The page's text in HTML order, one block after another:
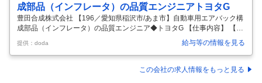
成部品（インフレータ）の品質エンジニアトヨタG
豊田合成株式会社 【196／愛知県稲沢市/あま市】自動車用エアバック構
成部品（インフレータ）の品質エンジニア◆トヨタG 【仕事内容】 【19
6／愛知県稲沢市/あま市】自動車用エアバック構成部品（インフレー
タ）の品質エンジニア◆トヨタG 【具体的な仕事内容】 ＜東証プライム
上場／トヨタグループTier1企業／内外装製品、エアバッグ、ゴム部品、
LED等／世界17ヶ国67拠点展開／年休121日＞ ■募集背景： 近年、自動
提供：doda 給与等の情報を見る
この会社の求人情報をもっと見る